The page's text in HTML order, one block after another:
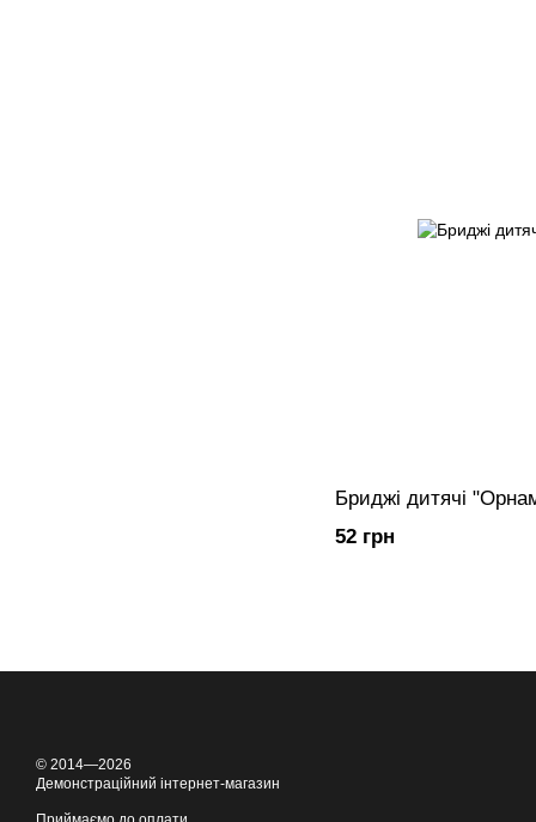
Бриджі дитячі
52 грн
© 2014—2026
Демонстраційний інтернет-магазин